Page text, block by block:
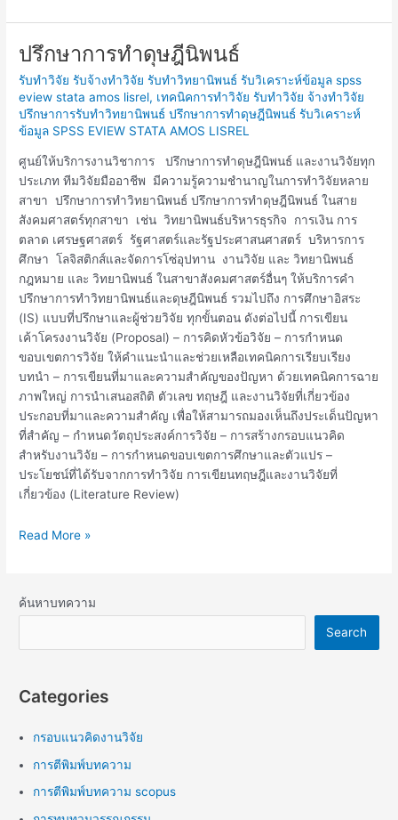
ปรึกษาการทำดุษฎีนิพนธ์
รับทำวิจัย รับจ้างทำวิจัย รับทำวิทยานิพนธ์ รับวิเคราะห์ข้อมูล spss
eview stata amos lisrel, เทคนิคการทำวิจัย รับทำวิจัย จ้างทำวิจัย
ปรึกษาการรับทำวิทยานิพนธ์ ปรึกษาการทำดุษฎีนิพนธ์ รับวิเคราะห์
ข้อมูล SPSS EVIEW STATA AMOS LISREL
ศูนย์ให้บริการงานวิชาการ ปรึกษาการทำดุษฎีนิพนธ์ และงานวิจัยทุก
ประเภท ทีมวิจัยมืออาชีพ มีความรู้ความชำนาญในการทำวิจัยหลาย
สาขา ปรึกษาการทำวิทยานิพนธ์ ปรึกษาการทำดุษฎีนิพนธ์ ในสาย
สังคมศาสตร์ทุกสาขา เช่น วิทยานิพนธ์บริหารธุรกิจ การเงิน การ
ตลาด เศรษฐศาสตร์ รัฐศาสตร์และรัฐประศาสนศาสตร์ บริหารการ
ศึกษา โลจิสติกส์และจัดการโซ่อุปทาน งานวิจัย และ วิทยานิพนธ์
กฎหมาย และ วิทยานิพนธ์ ในสาขาสังคมศาสตร์อื่นๆ ให้บริการคำ
ปรึกษาการทำวิทยานิพนธ์และดุษฎีนิพนธ์ รวมไปถึง การศึกษาอิสระ
(IS) แบบที่ปรึกษาและผู้ช่วยวิจัย ทุกขั้นตอน ดังต่อไปนี้ การเขียน
เค้าโครงงานวิจัย (Proposal) – การคิดหัวข้อวิจัย – การกำหนด
ขอบเขตการวิจัย ให้คำแนะนำและช่วยเหลือเทคนิคการเรียบเรียง
บทนำ – การเขียนที่มาและความสำคัญของปัญหา ด้วยเทคนิคการฉาย
ภาพใหญ่ การนำเสนอสถิติ ตัวเลข ทฤษฎี และงานวิจัยที่เกี่ยวข้อง
ประกอบที่มาและความสำคัญ เพื่อให้สามารถมองเห็นถึงประเด็นปัญหา
ที่สำคัญ – กำหนดวัตถุประสงค์การวิจัย – การสร้างกรอบแนวคิด
สำหรับงานวิจัย – การกำหนดขอบเขตการศึกษาและตัวแปร –
ประโยชน์ที่ได้รับจากการทำวิจัย การเขียนทฤษฎีและงานวิจัยที่
เกี่ยวข้อง (Literature Review)
ปรึกษา
ทำ
ดุษฎีนิพนธ์
Read More »
ค้นหาบทความ
Search
Categories
กรอบแนวคิดงานวิจัย
การตีพิมพ์บทความ
การตีพิมพ์บทความ scopus